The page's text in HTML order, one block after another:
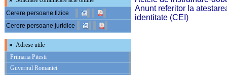
Cerere persoane fizice
Cerere persoane juridice
» Adrese utile
Primaria Pitesti
Guvernul Romaniei
Anunt referitor la
identitate (CEI)